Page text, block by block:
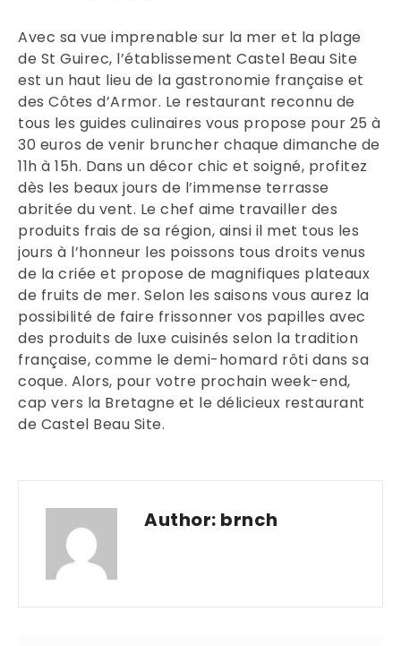
Avec sa vue imprenable sur la mer et la plage
de St Guirec, l’établissement Castel Beau Site
est un haut lieu de la gastronomie française et
des Côtes d’Armor. Le restaurant reconnu de
tous les guides culinaires vous propose pour 25 à
30 euros de venir bruncher chaque dimanche de
11h à 15h. Dans un décor chic et soigné, profitez
dès les beaux jours de l’immense terrasse
abritée du vent. Le chef aime travailler des
produits frais de sa région, ainsi il met tous les
jours à l’honneur les poissons tous droits venus
de la criée et propose de magnifiques plateaux
de fruits de mer. Selon les saisons vous aurez la
possibilité de faire frissonner vos papilles avec
des produits de luxe cuisinés selon la tradition
française, comme le demi-homard rôti dans sa
coque. Alors, pour votre prochain week-end,
cap vers la Bretagne et le délicieux restaurant
de Castel Beau Site.
Author: brnch